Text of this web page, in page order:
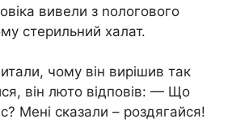
вивели з nологового
стерильний халат.
чому він вирішив так
він люто відповів: — Що
Мені сказали – роздягайся!